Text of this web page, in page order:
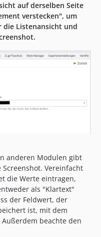
auf derselben Seite
verstecken", um
die Listenansicht und
anderen Modulen gibt
Vereinfacht
die Werte eintragen,
als "Klartext"
der Feldwert, der
ist, mit dem
beachte den